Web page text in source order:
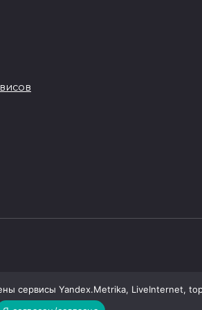
сервисы Yandex.Metrika, LiveInternet,